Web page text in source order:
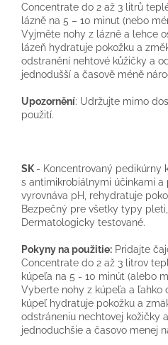
Concentrate do 2 až 3 litrů
lázně na 5 – 10 minut (nebo
Vyjměte nohy z lázně a lehce
lázeň hydratuje pokožku a
odstranění nehtové kůžičky a
jednodušší a časově méně
Upozornění: Udržujte mimo
použití.
SK - Koncentrovaný pedikúrny
s antimikrobiálnymi účinkami a
vyrovnáva pH, rehydratuje
Bezpečný pre všetky typy
Dermatologicky testované.
Pokyny na použitie: Pridajte
Concentrate do 2 až 3 litrov
kúpeľa na 5 - 10 minút (alebo
Vyberte nohy z kúpeľa a ľahko
kúpeľ hydratuje pokožku a
odstráneniu nechtovej kožičky
jednoduchšie a časovo menej